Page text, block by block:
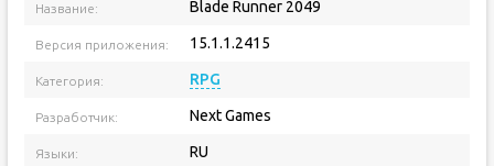
Название: Blade Runner 2049
Версия приложения: 15.1.1.2415
Категория: RPG
Разработчик: Next Games
Языки: RU